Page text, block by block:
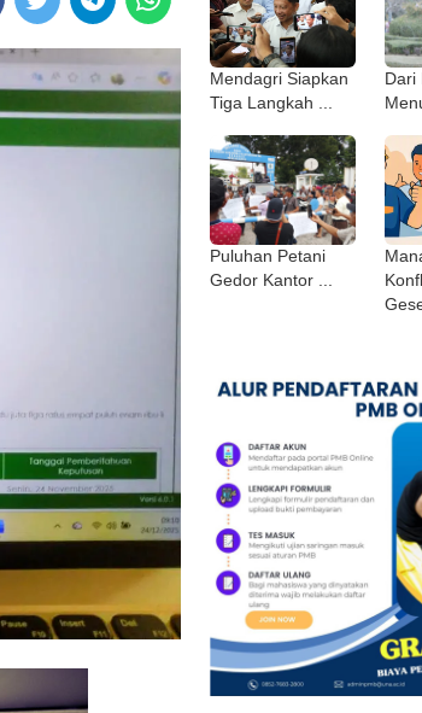
Mendagri Siapkan
Tiga Langkah ...
Dari
Puluhan Petani
Gedor Kantor ...